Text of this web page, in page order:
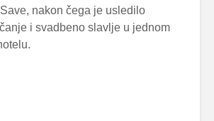
nakon čega je usledilo
i svadbeno slavlje u jednom